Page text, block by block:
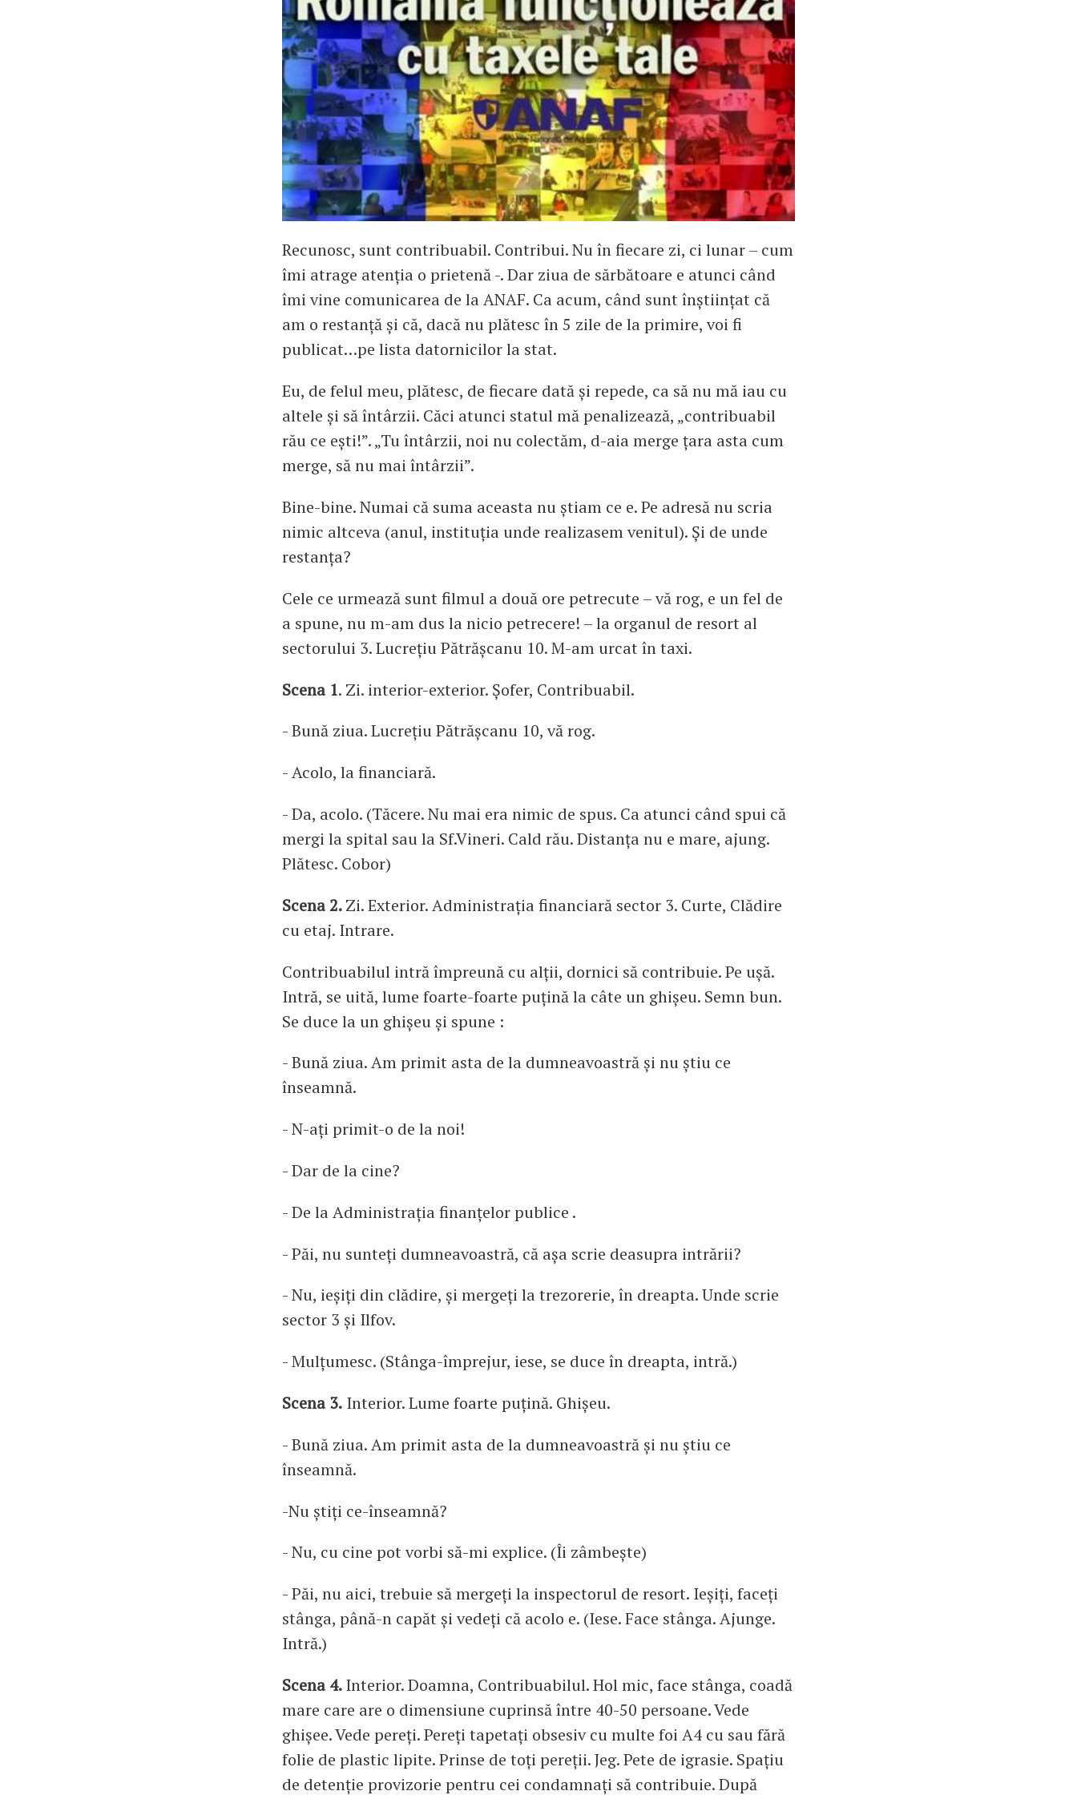
Recunosc, sunt contribuabil. Contribui. Nu în fiecare zi, ci lunar – cum
îmi atrage atenția o prietenă -. Dar ziua de sărbătoare e atunci când
îmi vine comunicarea de la ANAF. Ca acum, când sunt înștiințat că
am o restanță și că, dacă nu plătesc în 5 zile de la primire, voi fi
publicat…pe lista datornicilor la stat.
Eu, de felul meu, plătesc, de fiecare dată și repede, ca să nu mă iau cu
altele și să întârzii. Căci atunci statul mă penalizează, „contribuabil
rău ce ești!”. „Tu întârzii, noi nu colectăm, d-aia merge țara asta cum
merge, să nu mai întârzii”.
Bine-bine. Numai că suma aceasta nu știam ce e. Pe adresă nu scria
nimic altceva (anul, instituția unde realizasem venitul). Și de unde
restanța?
Cele ce urmează sunt filmul a două ore petrecute – vă rog, e un fel de
a spune, nu m-am dus la nicio petrecere! – la organul de resort al
sectorului 3. Lucrețiu Pătrășcanu 10. M-am urcat în taxi.
Scena 1. Zi. interior-exterior. Șofer, Contribuabil.
- Bună ziua. Lucrețiu Pătrășcanu 10, vă rog.
- Acolo, la financiară.
- Da, acolo. (Tăcere. Nu mai era nimic de spus. Ca atunci când spui că
mergi la spital sau la Sf.Vineri. Cald rău. Distanța nu e mare, ajung.
Plătesc. Cobor)
Scena 2.Zi. Exterior. Administrația financiară sector 3. Curte, Clădire
cu etaj. Intrare.
Contribuabilul intră împreună cu alții, dornici să contribuie. Pe ușă.
Intră, se uită, lume foarte-foarte puțină la câte un ghișeu. Semn bun.
Se duce la un ghișeu și spune :
- Bună ziua. Am primit asta de la dumneavoastră și nu știu ce
înseamnă.
- N-ați primit-o de la noi!
- Dar de la cine?
- De la Administrația finanțelor publice .
- Păi, nu sunteți dumneavoastră, că așa scrie deasupra intrării?
- Nu, ieșiți din clădire, și mergeți la trezorerie, în dreapta. Unde scrie
sector 3 și Ilfov.
- Mulțumesc. (Stânga-împrejur, iese, se duce în dreapta, intră.)
Scena 3. Interior. Lume foarte puțină. Ghișeu.
- Bună ziua. Am primit asta de la dumneavoastră și nu știu ce
înseamnă.
-Nu știți ce-înseamnă?
- Nu, cu cine pot vorbi să-mi explice. (Îi zâmbește)
- Păi, nu aici, trebuie să mergeți la inspectorul de resort. Ieșiți, faceți
stânga, până-n capăt și vedeți că acolo e. (Iese. Face stânga. Ajunge.
Intră.)
Scena 4.Interior. Doamna, Contribuabilul. Hol mic, face stânga, coadă
mare care are o dimensiune cuprinsă între 40-50 persoane. Vede
ghișee. Vede pereți. Pereți tapetați obsesiv cu multe foi A4 cu sau fără
folie de plastic lipite. Prinse de toți pereții. Jeg. Pete de igrasie. Spațiu
de detenție provizorie pentru cei condamnați să contribuie. După